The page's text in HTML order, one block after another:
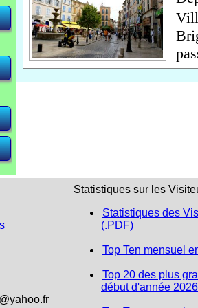
Statistiques sur les
Statistiques des
(.PDF)
Top Ten mensuel
Top 20 des plus
début d'année